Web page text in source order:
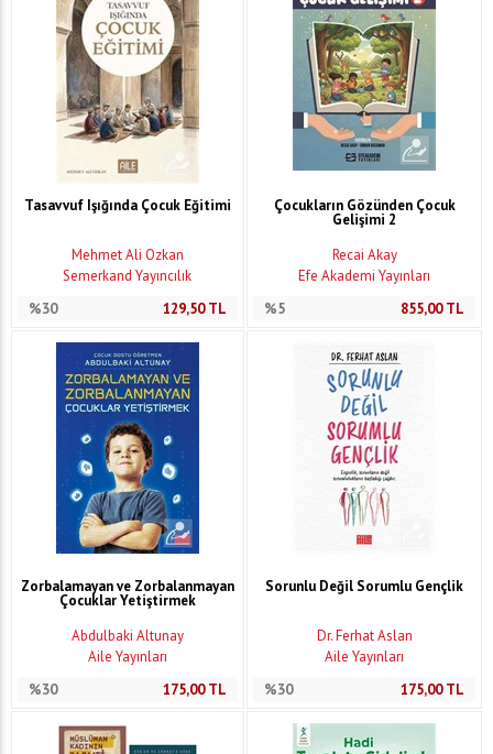
Tasavvuf Işığında Çocuk Eğitimi
Mehmet Ali Özkan
Semerkand Yayıncılık
%30
129,50TL
Çocukların Gözünden Çocuk
Gelişimi 2
Recai Akay
Efe Akademi Yayınları
%5
855,00TL
Zorbalamayan ve Zorbalanmayan
Çocuklar Yetiştirmek
Abdulbaki Altunay
Aile Yayınları
%30
175,00TL
Sorunlu Değil Sorumlu Gençlik
Dr. Ferhat Aslan
Aile Yayınları
%30
175,00TL